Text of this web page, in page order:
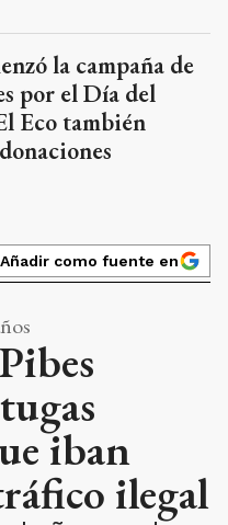
la campaña de
por el Día del
Eco también
Añadir como fuente en
iban
ilegal